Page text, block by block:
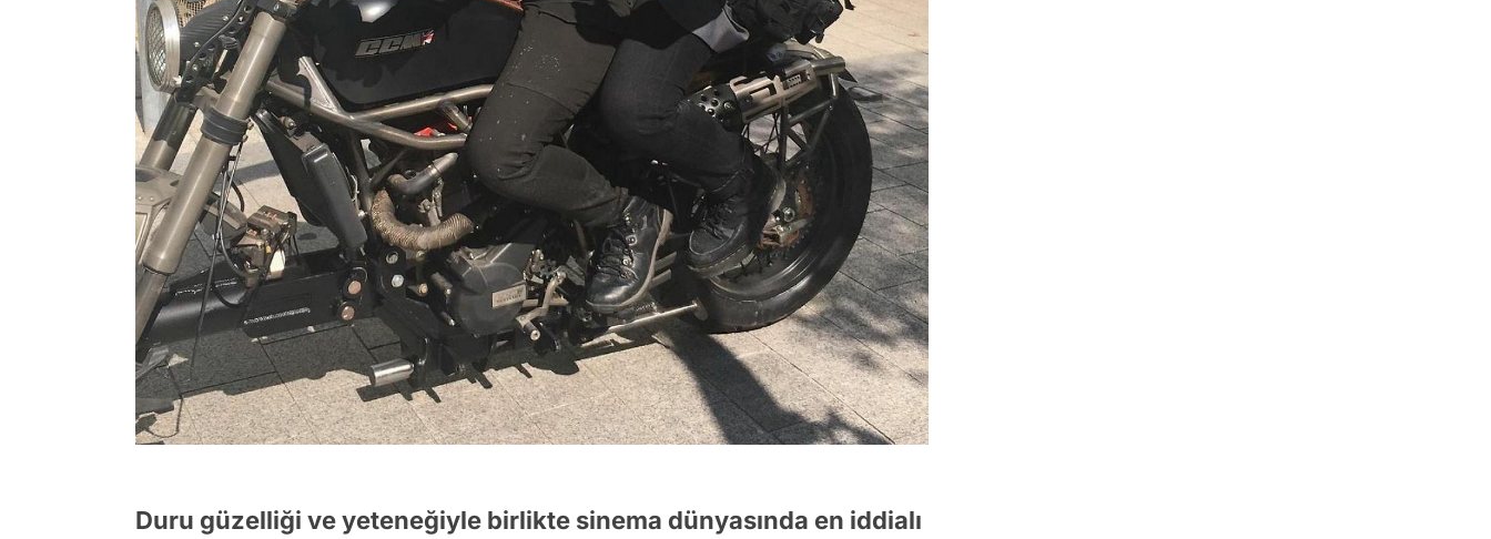
Duru güzelliği ve yeteneğiyle birlikte sinema dünyasında en iddialı